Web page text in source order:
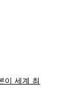
이 세계 최